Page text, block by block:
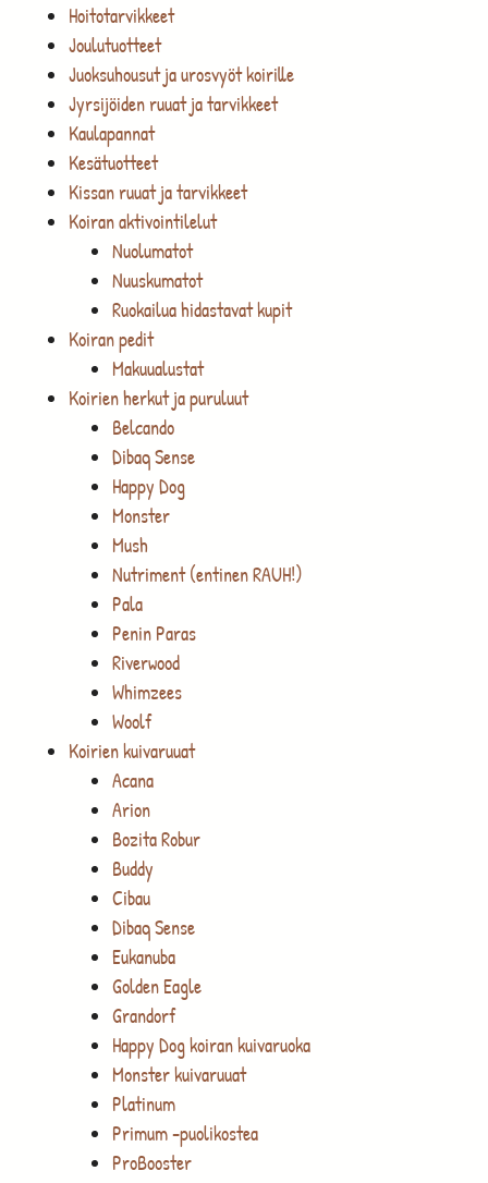
Hoitotarvikkeet
Joulutuotteet
Juoksuhousut ja urosvyöt koirille
Jyrsijöiden ruuat ja tarvikkeet
Kaulapannat
Kesätuotteet
Kissan ruuat ja tarvikkeet
Koiran aktivointilelut
Nuolumatot
Nuuskumatot
Ruokailua hidastavat kupit
Koiran pedit
Makuualustat
Koirien herkut ja puruluut
Belcando
Dibaq Sense
Happy Dog
Monster
Mush
Nutriment (entinen RAUH!)
Pala
Penin Paras
Riverwood
Whimzees
Woolf
Koirien kuivaruuat
Acana
Arion
Bozita Robur
Buddy
Cibau
Dibaq Sense
Eukanuba
Golden Eagle
Grandorf
Happy Dog koiran kuivaruoka
Monster kuivaruuat
Platinum
Primum -puolikostea
ProBooster